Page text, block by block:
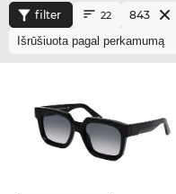
filter 22 843